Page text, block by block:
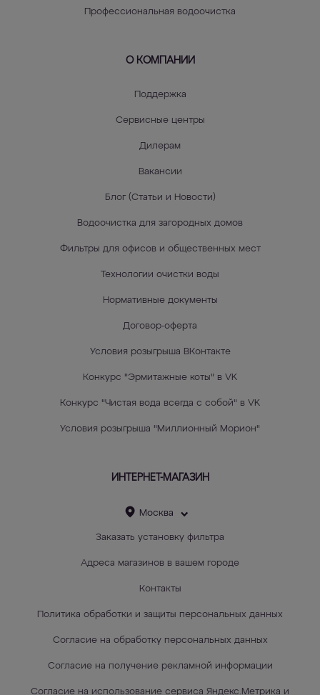
Профессиональная водоочистка
О КОМПАНИИ
Поддержка
Сервисные центры
Дилерам
Вакансии
Блог (Статьи и Новости)
Водоочистка для загородных домов
Фильтры для офисов и общественных мест
Технологии очистки воды
Нормативные документы
Договор-оферта
Условия розыгрыша ВКонтакте
Конкурс "Эрмитажные коты" в VK
Конкурс "Чистая вода всегда с собой" в VK
Условия розыгрыша "Миллионный Морион"
ИНТЕРНЕТ-МАГАЗИН
Москва
Заказать установку фильтра
Адреса магазинов в вашем городе
Контакты
Политика обработки и защиты персональных данных
Согласие на обработку персональных данных
Согласие на получение рекламной информации
Согласие на использование сервиса Яндекс.Метрика и